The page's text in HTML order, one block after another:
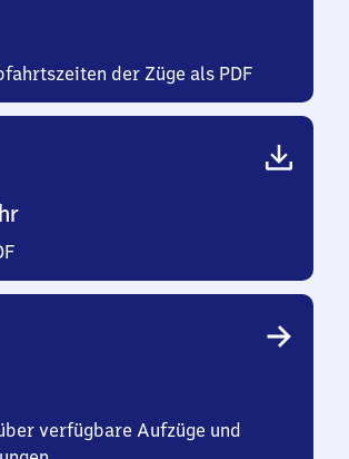
der Züge als PDF
verfügbare Aufzüge und